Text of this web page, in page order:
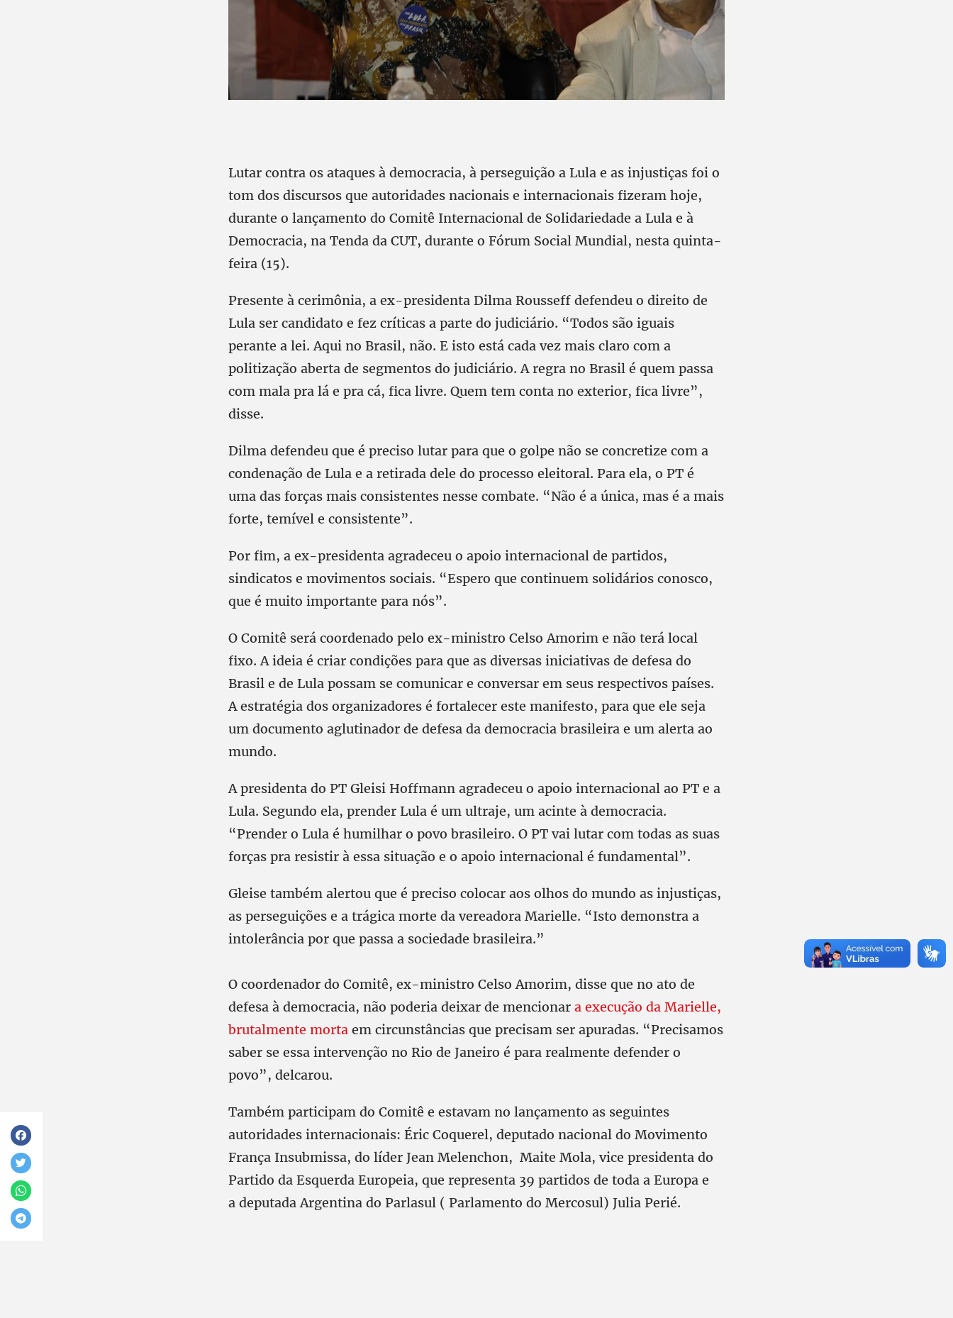
Lutar contra os ataques à democracia, à perseguição a Lula e as injustiças foi o
tom dos discursos que autoridades nacionais e internacionais fizeram hoje,
durante o lançamento do Comitê Internacional de Solidariedade a Lula e à
Democracia, na Tenda da CUT, durante o Fórum Social Mundial, nesta quinta-
feira (15).
Presente à cerimônia, a ex-presidenta Dilma Rousseff defendeu o direito de
Lula ser candidato e fez críticas a parte do judiciário. “Todos são iguais
perante a lei. Aqui no Brasil, não. E isto está cada vez mais claro com a
politização aberta de segmentos do judiciário. A regra no Brasil é quem passa
com mala pra lá e pra cá, fica livre. Quem tem conta no exterior, fica livre”,
disse.
Dilma defendeu que é preciso lutar para que o golpe não se concretize com a
condenação de Lula e a retirada dele do processo eleitoral. Para ela, o PT é
uma das forças mais consistentes nesse combate. “Não é a única, mas é a mais
forte, temível e consistente”.
Por fim, a ex-presidenta agradeceu o apoio internacional de partidos,
sindicatos e movimentos sociais. “Espero que continuem solidários conosco,
que é muito importante para nós”.
O Comitê será coordenado pelo ex-ministro Celso Amorim e não terá local
fixo. A ideia é criar condições para que as diversas iniciativas de defesa do
Brasil e de Lula possam se comunicar e conversar em seus respectivos países.
A estratégia dos organizadores é fortalecer este manifesto, para que ele seja
um documento aglutinador de defesa da democracia brasileira e um alerta ao
mundo.
A presidenta do PT Gleisi Hoffmann agradeceu o apoio internacional ao PT e a
Lula. Segundo ela, prender Lula é um ultraje, um acinte à democracia.
“Prender o Lula é humilhar o povo brasileiro. O PT vai lutar com todas as suas
forças pra resistir à essa situação e o apoio internacional é fundamental”.
Gleise também alertou que é preciso colocar aos olhos do mundo as injustiças,
as perseguições e a trágica morte da vereadora Marielle. “Isto demonstra a
intolerância por que passa a sociedade brasileira.”
O coordenador do Comitê, ex-ministro Celso Amorim, disse que no ato de
defesa à democracia, não poderia deixar de mencionar a execução da Marielle,
brutalmente morta em circunstâncias que precisam ser apuradas. “Precisamos
saber se essa intervenção no Rio de Janeiro é para realmente defender o
povo”, delcarou.
Também participam do Comitê e estavam no lançamento as seguintes
autoridades internacionais: Éric Coquerel, deputado nacional do Movimento
França Insubmissa, do líder Jean Melenchon, Maite Mola, vice presidenta do
Partido da Esquerda Europeia, que representa 39 partidos de toda a Europa e
a deputada Argentina do Parlasul ( Parlamento do Mercosul) Julia Perié.